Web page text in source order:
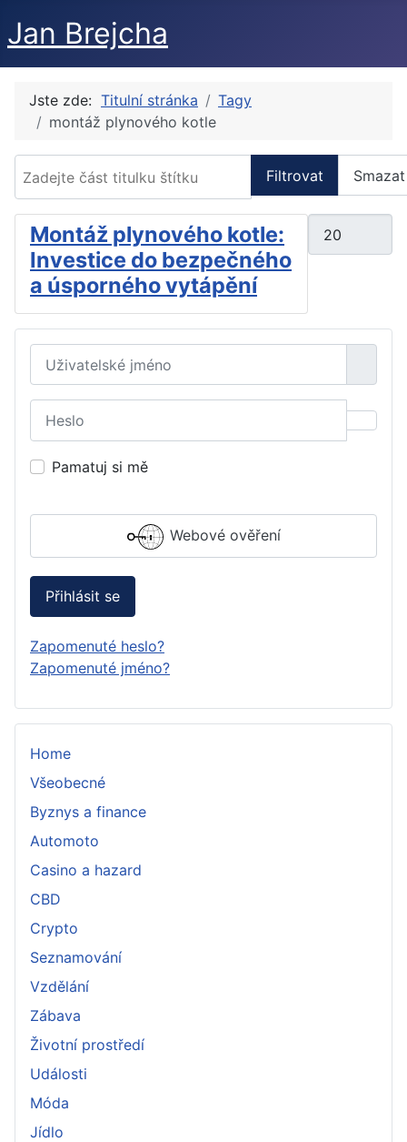
Jan Brejcha
Jste zde: Titulní stránka
Tagy
montáž plynového kotle
Filtrovat Smazat
Montáž plynového kotle:
Investice do bezpečného
a úsporného vytápění
Uživatelské jméno
Pamatuj si mě
Webové ověření
Přihlásit se
Zapomenuté heslo?
Zapomenuté jméno?
Home
Všeobecné
Byznys a finance
Automoto
Casino a hazard
CBD
Crypto
Seznamování
Vzdělání
Zábava
Životní prostředí
Události
Móda
Jídlo